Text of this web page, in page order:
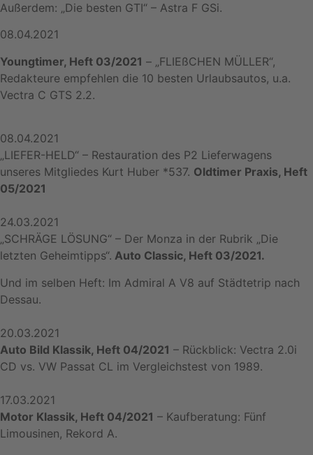
Außerdem: „Die besten GTI“ – Astra F GSi.
08.04.2021
Youngtimer, Heft 03/2021 – „FLIEßCHEN MÜLLER“,
Redakteure empfehlen die 10 besten Urlaubsautos, u.a.
Vectra C GTS 2.2.
08.04.2021
„LIEFER-HELD“ – Restauration des P2 Lieferwagens
unseres Mitgliedes Kurt Huber *537. Oldtimer Praxis, Heft
05/2021
24.03.2021
„SCHRÄGE LÖSUNG“ – Der Monza in der Rubrik „Die
letzten Geheimtipps“. Auto Classic, Heft 03/2021.
Und im selben Heft: Im Admiral A V8 auf Städtetrip nach
Dessau.
20.03.2021
Auto Bild Klassik, Heft 04/2021 – Rückblick: Vectra 2.0i
CD vs. VW Passat CL im Vergleichstest von 1989.
17.03.2021
Motor Klassik, Heft 04/2021 – Kaufberatung: Fünf
Limousinen, Rekord A.